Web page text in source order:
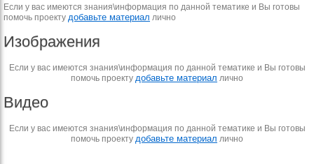
Если у вас имеются знания\информация по данной тематике и Вы готовы
помочь проекту добавьте материал лично
Изображения
Если у вас имеются знания\информация по данной тематике и Вы готовы
помочь проекту добавьте материал лично
Видео
Если у вас имеются знания\информация по данной тематике и Вы готовы
помочь проекту добавьте материал лично